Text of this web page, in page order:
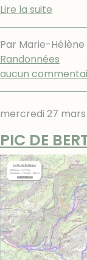
Lire la suite
Par Marie-Hélène
Randonnées
aucun
mercredi 27 mars
PIC DE